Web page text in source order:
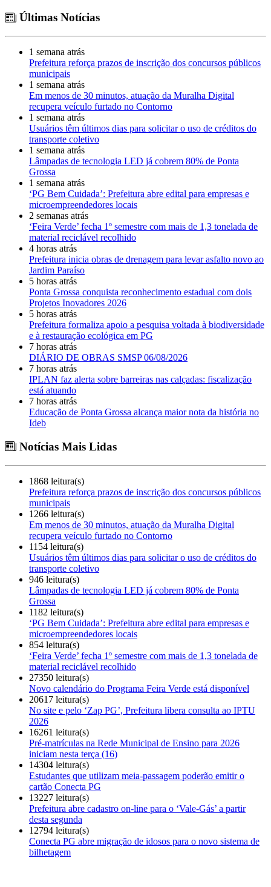
Últimas Notícias
1 semana atrás
Prefeitura reforça prazos de inscrição dos concursos públicos
municipais
1 semana atrás
Em menos de 30 minutos, atuação da Muralha Digital
recupera veículo furtado no Contorno
1 semana atrás
Usuários têm últimos dias para solicitar o uso de créditos do
transporte coletivo
1 semana atrás
Lâmpadas de tecnologia LED já cobrem 80% de Ponta
Grossa
1 semana atrás
‘PG Bem Cuidada’: Prefeitura abre edital para empresas e
microempreendedores locais
2 semanas atrás
‘Feira Verde’ fecha 1º semestre com mais de 1,3 tonelada de
material reciclável recolhido
4 horas atrás
Prefeitura inicia obras de drenagem para levar asfalto novo ao
Jardim Paraíso
5 horas atrás
Ponta Grossa conquista reconhecimento estadual com dois
Projetos Inovadores 2026
5 horas atrás
Prefeitura formaliza apoio a pesquisa voltada à biodiversidade
e à restauração ecológica em PG
7 horas atrás
DIÁRIO DE OBRAS SMSP 06/08/2026
7 horas atrás
IPLAN faz alerta sobre barreiras nas calçadas: fiscalização
está atuando
7 horas atrás
Educação de Ponta Grossa alcança maior nota da história no
Ideb
Notícias Mais Lidas
1868 leitura(s)
Prefeitura reforça prazos de inscrição dos concursos públicos
municipais
1266 leitura(s)
Em menos de 30 minutos, atuação da Muralha Digital
recupera veículo furtado no Contorno
1154 leitura(s)
Usuários têm últimos dias para solicitar o uso de créditos do
transporte coletivo
946 leitura(s)
Lâmpadas de tecnologia LED já cobrem 80% de Ponta
Grossa
1182 leitura(s)
‘PG Bem Cuidada’: Prefeitura abre edital para empresas e
microempreendedores locais
854 leitura(s)
‘Feira Verde’ fecha 1º semestre com mais de 1,3 tonelada de
material reciclável recolhido
27350 leitura(s)
Novo calendário do Programa Feira Verde está disponível
20617 leitura(s)
No site e pelo ‘Zap PG’, Prefeitura libera consulta ao IPTU
2026
16261 leitura(s)
Pré-matrículas na Rede Municipal de Ensino para 2026
iniciam nesta terça (16)
14304 leitura(s)
Estudantes que utilizam meia-passagem poderão emitir o
cartão Conecta PG
13227 leitura(s)
Prefeitura abre cadastro on-line para o ‘Vale-Gás’ a partir
desta segunda
12794 leitura(s)
Conecta PG abre migração de idosos para o novo sistema de
bilhetagem